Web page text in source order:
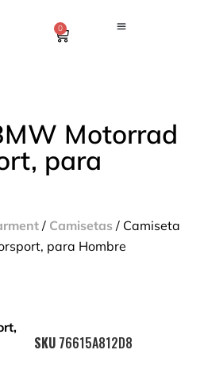
0
Motorrad
para
/ Camisetas / Camiseta
para Hombre
SKU 76615A812D8